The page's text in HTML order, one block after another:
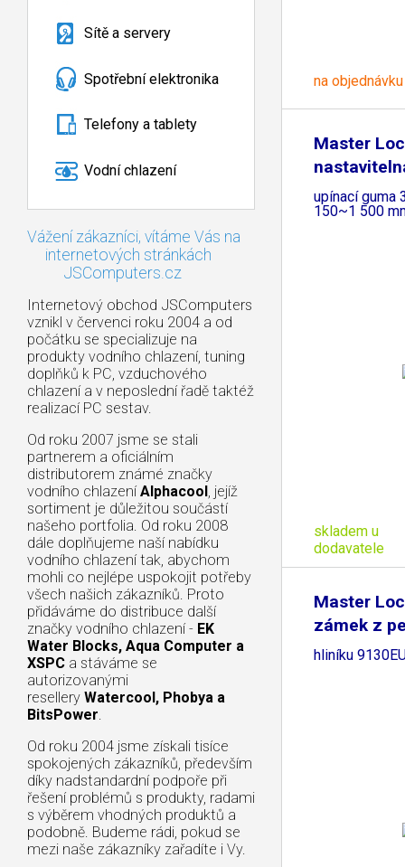
Sítě a servery
Spotřební elektronika
Telefony a tablety
Vodní chlazení
Vážení zákazníci, vítáme Vás na
internetových stránkách
JSComputers.cz
Internetový obchod JSComputers
vznikl v červenci roku 2004 a od
počátku se specializuje na
produkty vodního chlazení, tuning
doplňků k PC, vzduchového
chlazení a v neposlední řadě taktéž
realizací PC sestav.
Od roku 2007 jsme se stali
partnerem a oficiálním
distributorem známé značky
vodního chlazení Alphacool, jejíž
sortiment je důležitou součástí
našeho portfolia. Od roku 2008
dále doplňujeme naší nabídku
vodního chlazení tak, abychom
mohli co nejlépe uspokojit potřeby
všech našich zákazníků. Proto
přidáváme do distribuce další
značky vodního chlazení - EK
Water Blocks, Aqua Computer a
XSPC a stáváme se
autorizovanými
resellery Watercool, Phobya a
BitsPower.
Od roku 2004 jsme získali tisíce
spokojených zákazníků, především
díky nadstandardní podpoře při
řešení problémů s produkty, radami
s výběrem vhodných produktů a
podobně. Budeme rádi, pokud se
mezi naše zákazníky zařadíte i Vy.
na objednávku
Master
upínací guma
150~1 500
skladem u
dodavatele
Master
zámek z
hliníku